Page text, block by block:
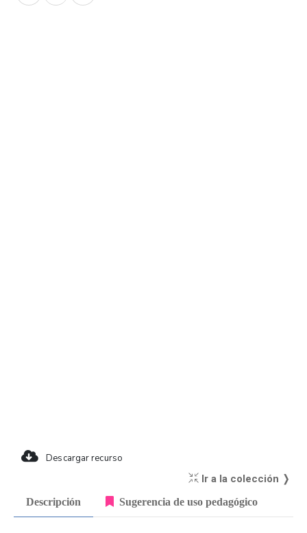
Descargar recurso
Ir a la colección ❭
Descripción Sugerencia de uso pedagógico